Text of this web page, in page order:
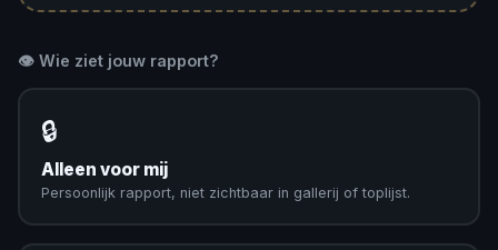
👁️ Wie ziet jouw rapport?
🔒
Alleen voor mij
Persoonlijk rapport, niet zichtbaar in gallerij of toplijst.